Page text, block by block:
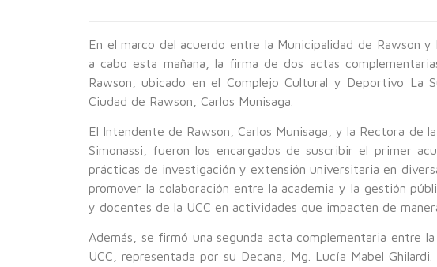
En el marco del acuerdo entre la Municipalidad de Rawson
a cabo esta mañana, la firma de dos actas
Rawson, ubicado en el Complejo Cultural y Deportivo La
Ciudad de Rawson, Carlos Munisaga.
El Intendente de Rawson, Carlos Munisaga, y la Rectora de
Simonassi, fueron los encargados de suscribir el primer
prácticas de investigación y extensión universitaria en
promover la colaboración entre la academia y la gestión
y docentes de la UCC en actividades que impacten de
Además, se firmó una segunda acta complementaria entre
UCC, representada por su Decana, Mg. Lucía Mabel